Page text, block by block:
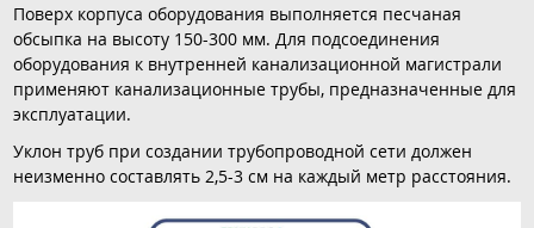
Поверх корпуса оборудования выполняется песчаная
обсыпка на высоту 150-300 мм. Для подсоединения
оборудования к внутренней канализационной магистрали
применяют канализационные трубы, предназначенные для
эксплуатации.
Уклон труб при создании трубопроводной сети должен
неизменно составлять 2,5-3 см на каждый метр расстояния.